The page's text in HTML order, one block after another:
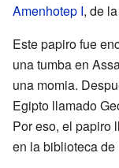
Amenhotep I, de la
Este papiro fue
una tumba en
una momia.
Egipto llamado
Por eso, el papiro
en la biblioteca